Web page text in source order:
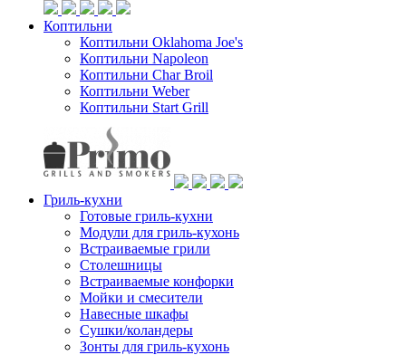
Коптильни
Коптильни Oklahoma Joe's
Коптильни Napoleon
Коптильни Char Broil
Коптильни Weber
Коптильни Start Grill
Гриль-кухни
Готовые гриль-кухни
Модули для гриль-кухонь
Встраиваемые грили
Столешницы
Встраиваемые конфорки
Мойки и смесители
Навесные шкафы
Сушки/коландеры
Зонты для гриль-кухонь